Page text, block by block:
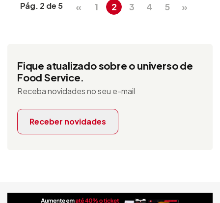
Pág. 2 de 5 « 1 2 3 4 5 »
Fique atualizado sobre o universo de
Food Service.
Receba novidades no seu e-mail
Receber novidades